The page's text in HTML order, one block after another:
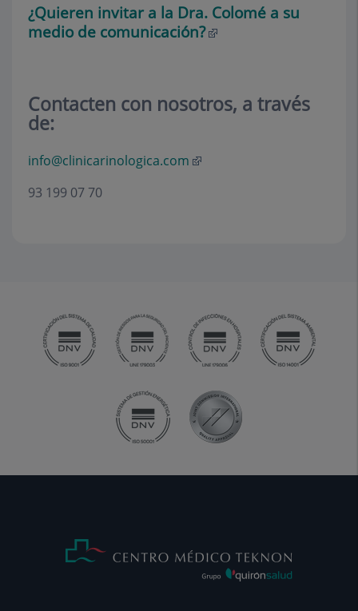
¿Quieren invitar a la Dra. Colomé a su
medio de comunicación?
Contacten con nosotros, a través
de:
info@clinicarinologica.com
93 199 07 70